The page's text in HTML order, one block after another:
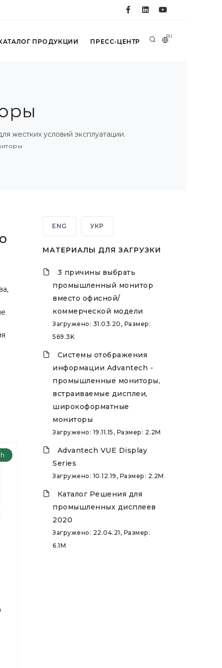
RU
ПРОДУКЦИИ ПРЕСС-ЦЕНТР
жестких условий эксплуатации.
ENG УКР
МАТЕРИАЛЫ ДЛЯ ЗАГРУЗКИ
3 причины выбрать
промышленный монитор
вместо офисной/
коммерческой модели
Загружено: 31.03.20, Размер:
569.3K
Системы отображения
информации Advantech -
промышленные мониторы,
встраиваемые дисплеи,
широкоформатные
мониторы
Загружено: 19.11.15, Размер: 2.2M
Advantech VUE Display
Series
Загружено: 10.12.19, Размер: 2.2M
Каталог Решения для
промышленных дисплеев
2020
Загружено: 22.04.21, Размер:
6.1M